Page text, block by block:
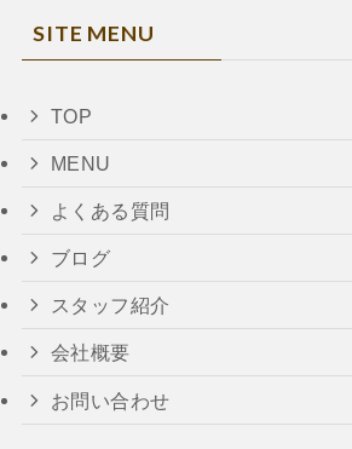
SITE MENU
TOP
MENU
よくある質問
ブログ
スタッフ紹介
会社概要
お問い合わせ